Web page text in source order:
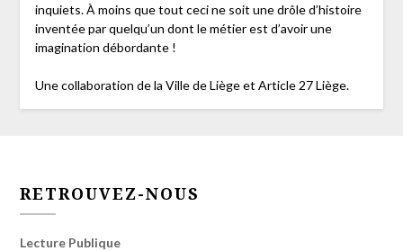
inquiets. À moins que tout ceci ne soit une drôle d’histoire
inventée par quelqu’un dont le métier est d’avoir une
imagination débordante !
Une collaboration de la Ville de Liège et Article 27 Liège.
RETROUVEZ-NOUS
Lecture Publique